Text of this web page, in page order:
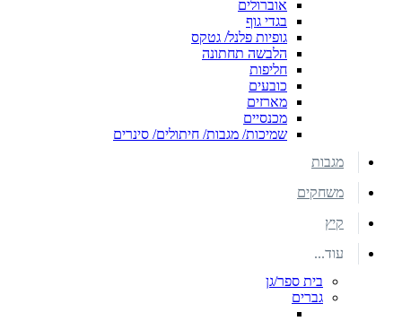
אוברולים
בגדי גוף
גופיות פלנל/ גטקס
הלבשה תחתונה
חליפות
כובעים
מארזים
מכנסיים
שמיכות/ מגבות/ חיתולים/ סינרים
מגבות
משחקים
קיץ
עוד...
בית ספר/גן
גברים